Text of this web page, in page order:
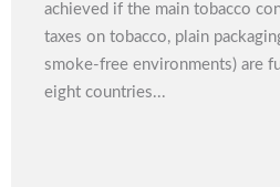
achieved if the main tobacco
taxes on tobacco, plain
smoke-free environments) are
eight countries...